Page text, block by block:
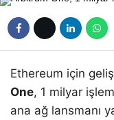
Ethereum için
One, 1 milyar
ana ağ lansmanı